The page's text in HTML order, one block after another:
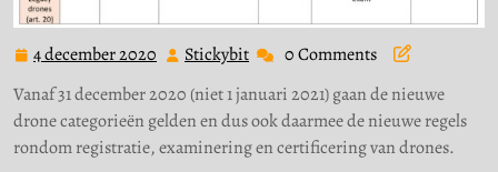
4 december 2020
december
2020
Stickybit Stickybit0 Comments
Vanaf 31 december 2020 (niet 1 januari 2021) gaan de nieuwe
drone categorieën gelden en dus ook daarmee de nieuwe regels
rondom registratie, examinering en certificering van drones.